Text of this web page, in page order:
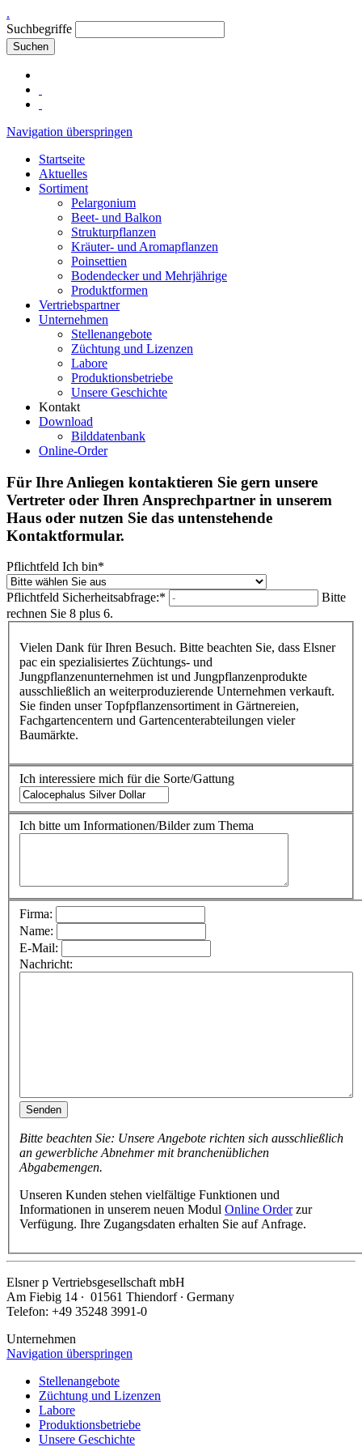
.
Suchbegriffe
Suchen
Navigation überspringen
Startseite
Aktuelles
Sortiment
Pelargonium
Beet- und Balkon
Strukturpflanzen
Kräuter- und Aromapflanzen
Poinsettien
Bodendecker und Mehrjährige
Produktformen
Vertriebspartner
Unternehmen
Stellenangebote
Züchtung und Lizenzen
Labore
Produktionsbetriebe
Unsere Geschichte
Kontakt
Download
Bilddatenbank
Online-Order
Für Ihre Anliegen kontaktieren Sie gern unsere
Vertreter oder Ihren Ansprechpartner in unserem
Haus oder nutzen Sie das untenstehende
Kontaktformular.
Pflichtfeld Ich bin*
Pflichtfeld Sicherheitsabfrage:*
Bitte
rechnen Sie 8 plus 6.
Vielen Dank für Ihren Besuch. Bitte beachten Sie, dass Elsner
pac ein spezialisiertes Züchtungs- und
Jungpflanzenunternehmen ist und Jungpflanzenprodukte
ausschließlich an weiterproduzierende Unternehmen verkauft.
Sie finden unser Topfpflanzensortiment in Gärtnereien,
Fachgartencentern und Gartencenterabteilungen vieler
Baumärkte.
Ich interessiere mich für die Sorte/Gattung
Ich bitte um Informationen/Bilder zum Thema
Firma:
Name:
E-Mail:
Nachricht:
Senden
Bitte beachten Sie: Unsere Angebote richten sich ausschließlich
an gewerbliche Abnehmer mit branchenüblichen
Abgabemengen.
Unseren Kunden stehen vielfältige Funktionen und
Informationen in unserem neuen Modul Online Orderzur
Verfügung. Ihre Zugangsdaten erhalten Sie auf Anfrage.
Elsnerp Vertriebsgesellschaft mbH
Am Fiebig 14 ∙ 01561 Thiendorf ∙ Germany
Telefon: +49 35248 3991-0
Unternehmen
Navigation überspringen
Stellenangebote
Züchtung und Lizenzen
Labore
Produktionsbetriebe
Unsere Geschichte